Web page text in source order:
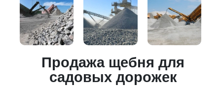
Продажа щебня для
садовых дорожек